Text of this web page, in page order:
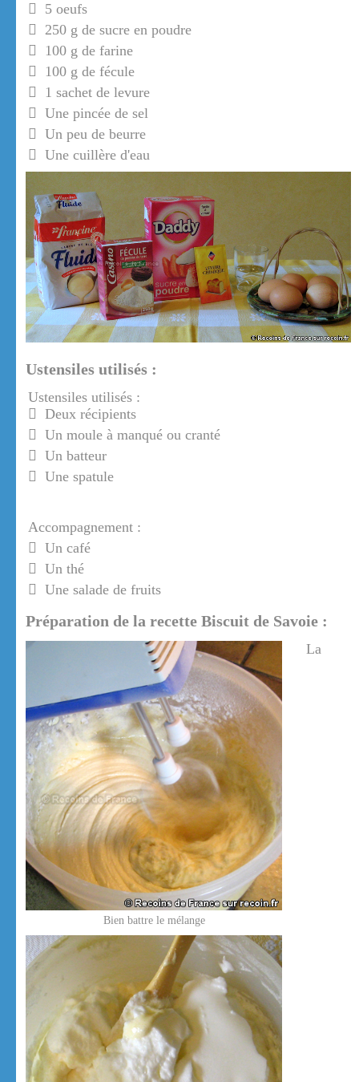
5 oeufs
250 g de sucre en poudre
100 g de farine
100 g de fécule
1 sachet de levure
Une pincée de sel
Un peu de beurre
Une cuillère d'eau
Ustensiles utilisés :
Ustensiles utilisés :
Deux récipients
Un moule à manqué ou cranté
Un batteur
Une spatule
Accompagnement :
Un café
Un thé
Une salade de fruits
Préparation de la recette Biscuit de Savoie :
Bien battre le mélange
La